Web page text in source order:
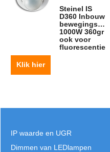
Steinel IS
D360 Inbouw
1000W 360gr
ook voor
fluorescentie
Klik hier
IP waarde en UGR
Dimmen van LEDlampen